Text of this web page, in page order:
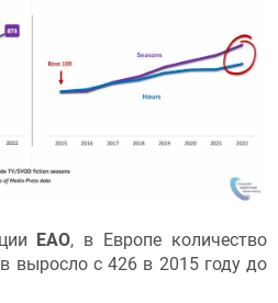
EAO, в Европе количество
выросло с 426 в 2015 году до